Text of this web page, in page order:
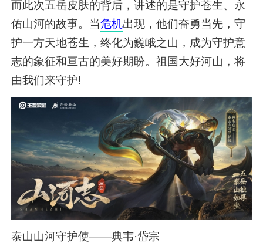
而此次五岳皮肤的背后，讲述的是守护苍生、永
佑山河的故事。当危机出现，他们奋勇当先，守
护一方天地苍生，终化为巍峨之山，成为守护意
志的象征和亘古的美好期盼。祖国大好河山，将
由我们来守护!
泰山山河守护使——典韦·岱宗